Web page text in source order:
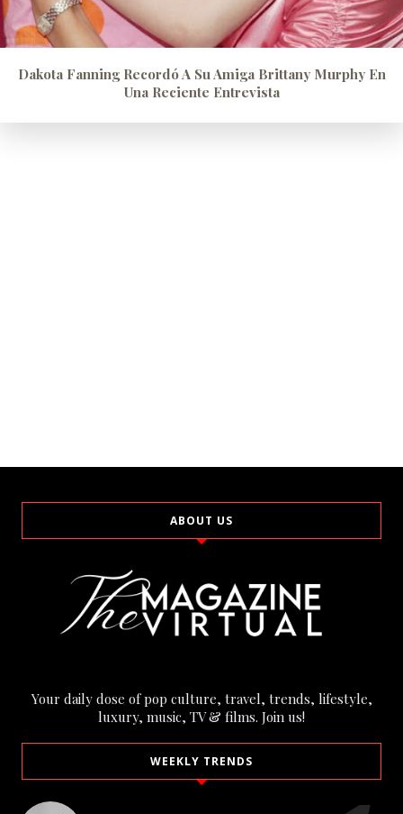
Dakota Fanning Recordó A Su Amiga Brittany Murphy En
Una Reciente Entrevista
ABOUT US
Your daily dose of pop culture, travel, trends, lifestyle,
luxury, music, TV & films. Join us!
WEEKLY TRENDS